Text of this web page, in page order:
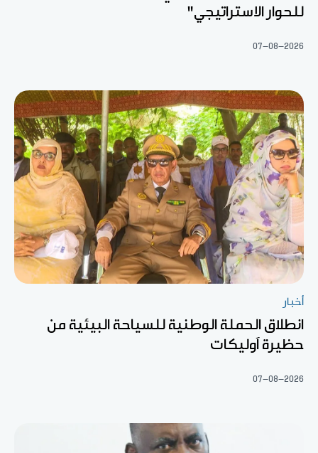
للحوار الاستراتيجي"
07-08-2026
أخبار
انطلاق الحملة الوطنية للسياحة البيئية من
حظيرة آوليكات
07-08-2026